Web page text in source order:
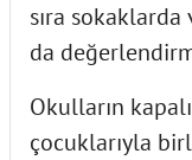
sıra
da
Okulların
çocuklarıyla